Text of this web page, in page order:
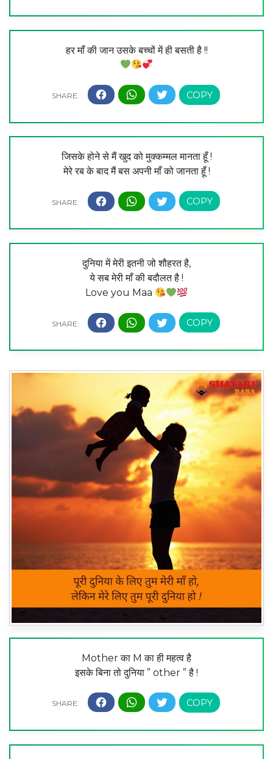
हर माँ की जान उसके बच्चों में ही बसती है !!
जिसके होने से मैं खुद को मुक्कम्मल मानता हूँ !
मेरे रब के बाद मैं बस अपनी माँ को जानता हूँ !
दुनिया में मेरी इतनी जो शौहरत है,
ये सब मेरी माँ की बदौलत है !
Love you Maa
Mother का M का ही महत्व है
इसके बिना तो दुनिया ” other ” है !